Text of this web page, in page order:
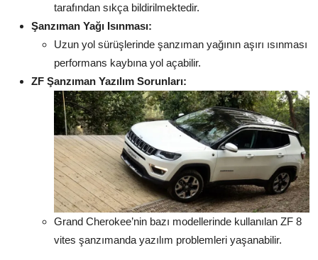
tarafından sıkça bildirilmektedir.
Şanzıman Yağı Isınması:
Uzun yol sürüşlerinde şanzıman yağının aşırı ısınması
performans kaybına yol açabilir.
ZF Şanzıman Yazılım Sorunları:
Grand Cherokee’nin bazı modellerinde kullanılan ZF 8
vites şanzımanda yazılım problemleri yaşanabilir.